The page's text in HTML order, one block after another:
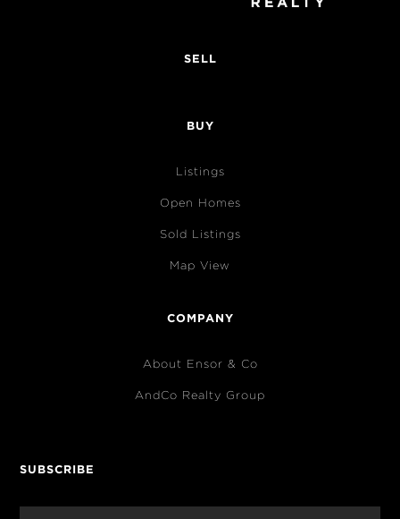
SELL
BUY
Listings
Open Homes
Sold Listings
Map View
COMPANY
About Ensor & Co
AndCo Realty Group
SUBSCRIBE